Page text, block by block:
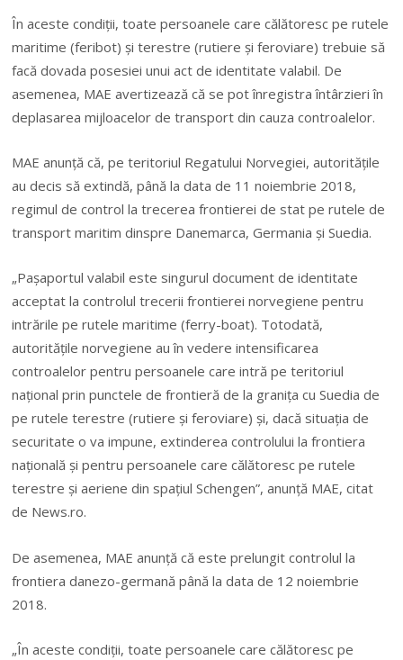
În aceste condiţii, toate persoanele care călătoresc pe rutele
maritime (feribot) şi terestre (rutiere şi feroviare) trebuie să
facă dovada posesiei unui act de identitate valabil. De
asemenea, MAE avertizează că se pot înregistra întârzieri în
deplasarea mijloacelor de transport din cauza controalelor.
MAE anunţă că, pe teritoriul Regatului Norvegiei, autorităţile
au decis să extindă, până la data de 11 noiembrie 2018,
regimul de control la trecerea frontierei de stat pe rutele de
transport maritim dinspre Danemarca, Germania şi Suedia.
„Paşaportul valabil este singurul document de identitate
acceptat la controlul trecerii frontierei norvegiene pentru
intrările pe rutele maritime (ferry-boat). Totodată,
autorităţile norvegiene au în vedere intensificarea
controalelor pentru persoanele care intră pe teritoriul
naţional prin punctele de frontieră de la graniţa cu Suedia de
pe rutele terestre (rutiere şi feroviare) şi, dacă situaţia de
securitate o va impune, extinderea controlului la frontiera
naţională şi pentru persoanele care călătoresc pe rutele
terestre şi aeriene din spaţiul Schengen”, anunţă MAE, citat
de News.ro.
De asemenea, MAE anunţă că este prelungit controlul la
frontiera danezo-germană până la data de 12 noiembrie
2018.
„În aceste condiţii, toate persoanele care călătoresc pe